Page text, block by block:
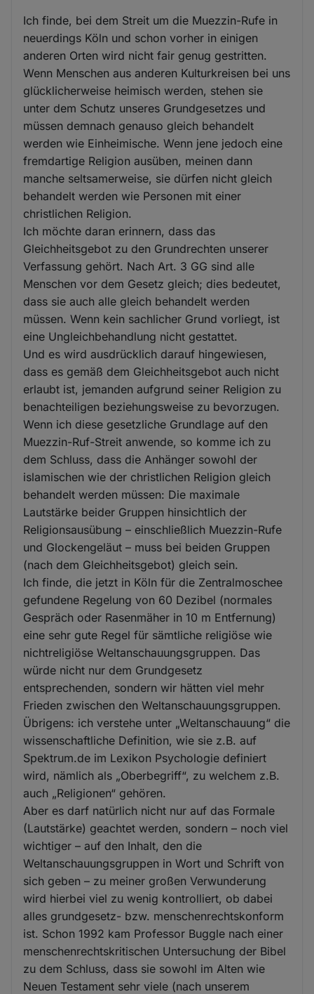
Ich finde, bei dem Streit um die Muezzin-Rufe in
neuerdings Köln und schon vorher in einigen
anderen Orten wird nicht fair genug gestritten.
Wenn Menschen aus anderen Kulturkreisen bei uns
glücklicherweise heimisch werden, stehen sie
unter dem Schutz unseres Grundgesetzes und
müssen demnach genauso gleich behandelt
werden wie Einheimische. Wenn jene jedoch eine
fremdartige Religion ausüben, meinen dann
manche seltsamerweise, sie dürfen nicht gleich
behandelt werden wie Personen mit einer
christlichen Religion.
Ich möchte daran erinnern, dass das
Gleichheitsgebot zu den Grundrechten unserer
Verfassung gehört. Nach Art. 3 GG sind alle
Menschen vor dem Gesetz gleich; dies bedeutet,
dass sie auch alle gleich behandelt werden
müssen. Wenn kein sachlicher Grund vorliegt, ist
eine Ungleichbehandlung nicht gestattet.
Und es wird ausdrücklich darauf hingewiesen,
dass es gemäß dem Gleichheitsgebot auch nicht
erlaubt ist, jemanden aufgrund seiner Religion zu
benachteiligen beziehungsweise zu bevorzugen.
Wenn ich diese gesetzliche Grundlage auf den
Muezzin-Ruf-Streit anwende, so komme ich zu
dem Schluss, dass die Anhänger sowohl der
islamischen wie der christlichen Religion gleich
behandelt werden müssen: Die maximale
Lautstärke beider Gruppen hinsichtlich der
Religionsausübung – einschließlich Muezzin-Rufe
und Glockengeläut – muss bei beiden Gruppen
(nach dem Gleichheitsgebot) gleich sein.
Ich finde, die jetzt in Köln für die Zentralmoschee
gefundene Regelung von 60 Dezibel (normales
Gespräch oder Rasenmäher in 10 m Entfernung)
eine sehr gute Regel für sämtliche religiöse wie
nichtreligiöse Weltanschauungsgruppen. Das
würde nicht nur dem Grundgesetz
entsprechenden, sondern wir hätten viel mehr
Frieden zwischen den Weltanschauungsgruppen.
Übrigens: ich verstehe unter „Weltanschauung“ die
wissenschaftliche Definition, wie sie z.B. auf
Spektrum.de im Lexikon Psychologie definiert
wird, nämlich als „Oberbegriff“, zu welchem z.B.
auch „Religionen“ gehören.
Aber es darf natürlich nicht nur auf das Formale
(Lautstärke) geachtet werden, sondern – noch viel
wichtiger – auf den Inhalt, den die
Weltanschauungsgruppen in Wort und Schrift von
sich geben – zu meiner großen Verwunderung
wird hierbei viel zu wenig kontrolliert, ob dabei
alles grundgesetz- bzw. menschenrechtskonform
ist. Schon 1992 kam Professor Buggle nach einer
menschenrechtskritischen Untersuchung der Bibel
zu dem Schluss, dass sie sowohl im Alten wie
Neuen Testament sehr viele (nach unserem